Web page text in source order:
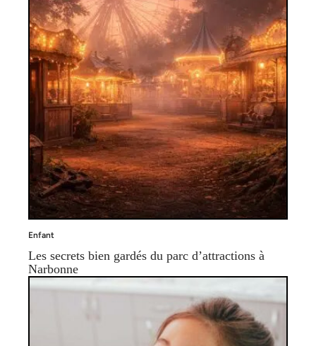
Enfant
Les secrets bien gardés du parc d’attractions à
Narbonne